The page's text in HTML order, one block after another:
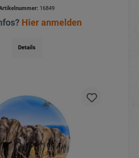
16849
Hier anmelden
Details